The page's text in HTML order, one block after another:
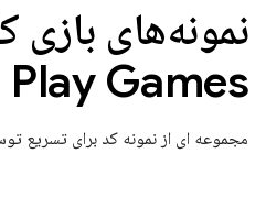
نمونه‌های بازی
Play Games
مجموعه ای از نمونه کد برای تسریع